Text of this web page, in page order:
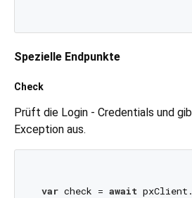
Spezielle Endpunkte
Check
Prüft die Login - Credentials und
Exception aus.
var check = await